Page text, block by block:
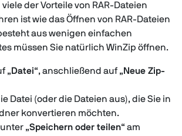
der Vorteile von RAR-Dateien
ist wie das Öffnen von RAR-Dateien
aus wenigen einfachen
müssen Sie natürlich WinZip öffnen.
„ Datei“, anschließend auf „ Neue Zip-
Datei (oder die Dateien aus), die Sie in
konvertieren möchten.
„Speichern oder teilen“ am